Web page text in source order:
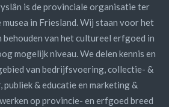
is de provinciale organisatie ter
in Friesland. Wij staan voor het
behouden van het cultureel erfgoed in
mogelijk niveau. We delen kennis en
van bedrijfsvoering, collectie- &
& educatie en marketing &
op provincie- en erfgoed breed